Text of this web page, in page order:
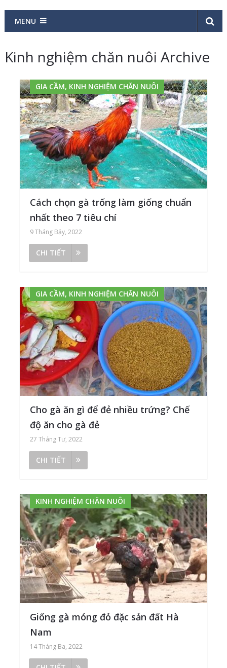
MENU
Kinh nghiệm chăn nuôi Archive
GIA CẦM, KINH NGHIỆM CHĂN NUÔI
Cách chọn gà trống làm giống chuẩn
nhất theo 7 tiêu chí
9 Tháng Bảy, 2022
CHI TIẾT
GIA CẦM, KINH NGHIỆM CHĂN NUÔI
Cho gà ăn gì để đẻ nhiều trứng? Chế
độ ăn cho gà đẻ
27 Tháng Tư, 2022
CHI TIẾT
KINH NGHIỆM CHĂN NUÔI
Giống gà móng đỏ đặc sản đất Hà
Nam
14 Tháng Ba, 2022